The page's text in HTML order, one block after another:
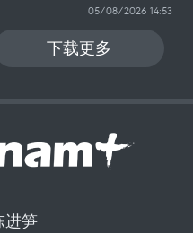
05/08/2026 14:53
下载更多
进笋